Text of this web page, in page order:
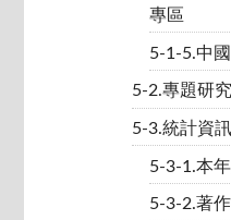
專區
5-1-5.中
5-2.專題研究
5-3.統計資訊
5-3-1.本
5-3-2.著